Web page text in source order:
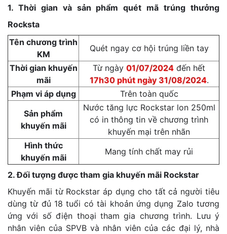
1. Thời gian và sản phẩm quét mã trúng thưởng
Rocksta
Tên chương trình
KM
Quét ngay cơ hội trúng liền tay
Thời gian khuyến
mãi
Từ ngày 01/07/2024 đến hết
17h30 phút ngày 31/08/2024.
Phạm vi áp dụng
Trên toàn quốc
Sản phẩm
khuyến mãi
Nước tăng lực Rockstar lon 250ml
có in thông tin về chương trình
khuyến mại trên nhãn
Hình thức
khuyến mãi
Mang tính chất may rủi
2. Đối tượng được tham gia khuyến mãi Rockstar
Khuyến mãi từ Rockstar áp dụng cho tất cả người tiêu
dùng từ đủ 18 tuổi có tài khoản ứng dụng Zalo tương
ứng với số điện thoại tham gia chương trình. Lưu ý
nhân viên của SPVB và nhân viên của các đại lý, nhà